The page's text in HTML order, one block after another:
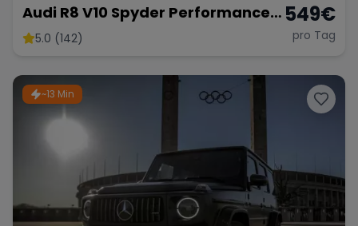
Audi R8 V10 Spyder Performance
2024 mieten Cabrio Roadster
5.0 (142)
549€
pro Tag
~13 Min